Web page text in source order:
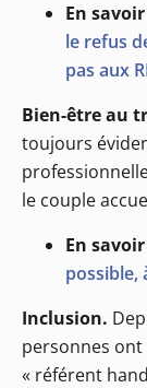
En savoir
le refus
pas aux
Bien-être au
toujours
le couple
En savoir
possible,
Inclusion.
personnes
« référent